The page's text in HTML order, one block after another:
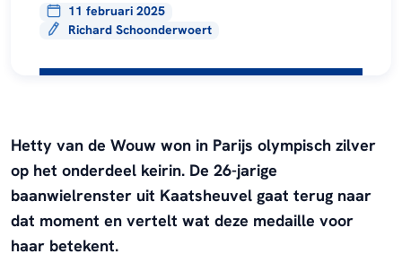
11 februari 2025
Richard Schoonderwoert
Hetty van de Wouw won in Parijs olympisch zilver
op het onderdeel keirin. De 26-jarige
baanwielrenster uit Kaatsheuvel gaat terug naar
dat moment en vertelt wat deze medaille voor
haar betekent.